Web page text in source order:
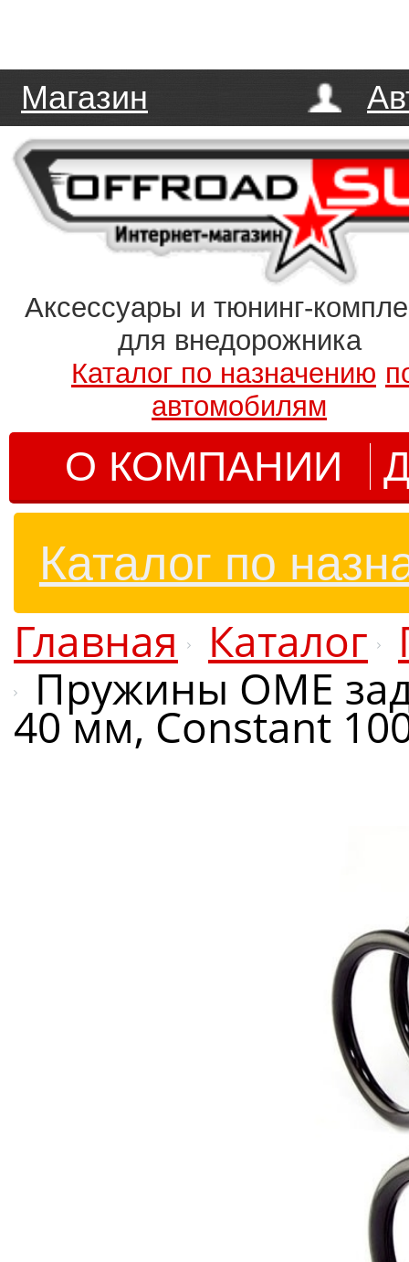
Магазин
Аксессуары и тюнинг-
для внедорожника
Каталог по назначению
автомобилям
О КОМПАНИИ
Каталог по
Главная Каталог
Пружины OME
40 мм, Constant